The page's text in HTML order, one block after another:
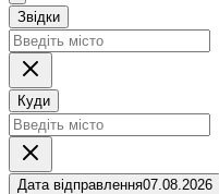
Звідки
Куди
Дата відправлення07.08.2026